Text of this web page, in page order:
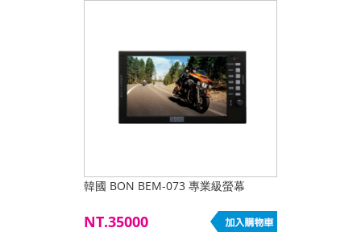
韓國 BON BEM-073 專業級螢幕
NT.35000